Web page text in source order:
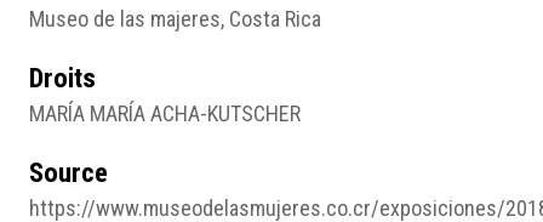
Museo de las majeres, Costa Rica
Droits
MARÍA MARÍA ACHA-KUTSCHER
Source
https://www.museodelasmujeres.co.cr/exposiciones/